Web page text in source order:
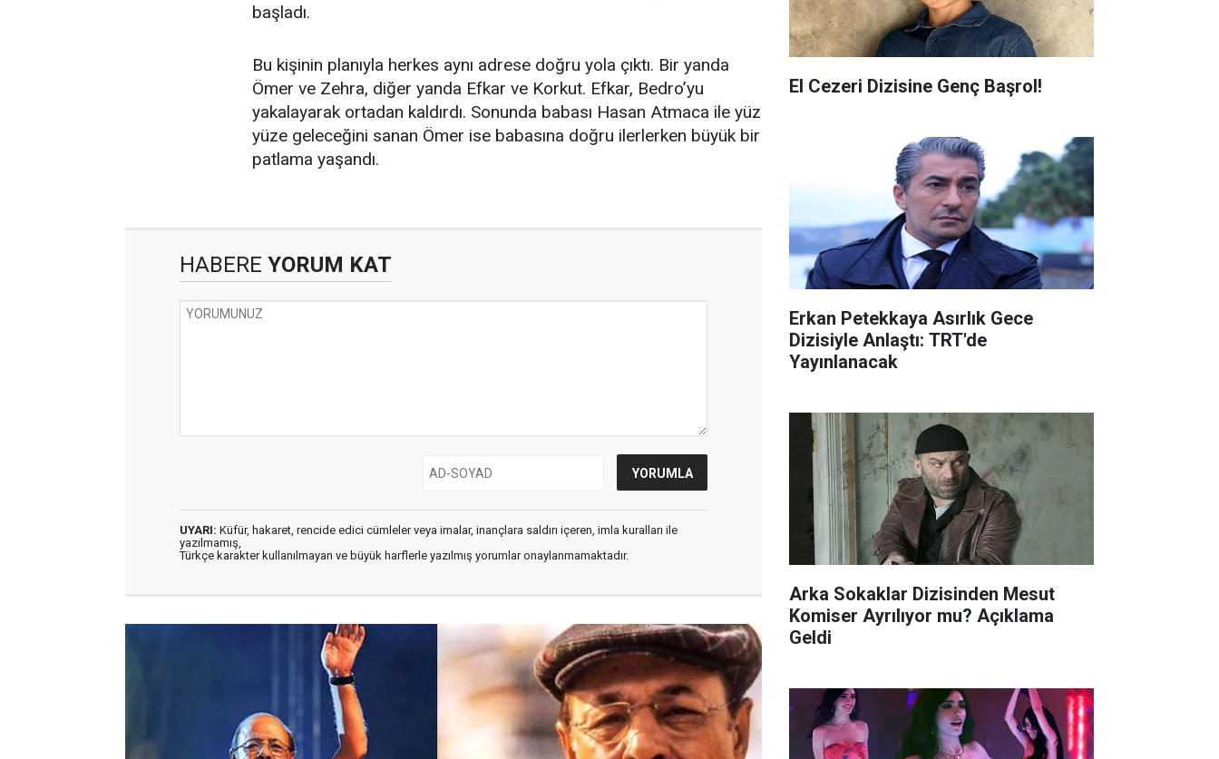
başladı.
Bu kişinin planıyla herkes aynı adrese doğru yola çıktı. Bir yanda
Ömer ve Zehra, diğer yanda Efkar ve Korkut. Efkar, Bedro’yu
yakalayarak ortadan kaldırdı. Sonunda babası Hasan Atmaca ile yüz
yüze geleceğini sanan Ömer ise babasına doğru ilerlerken büyük bir
patlama yaşandı.
HABERE YORUM KAT
UYARI: Küfür, hakaret, rencide edici cümleler veya imalar, inançlara saldırı içeren, imla kuralları ile
yazılmamış,
Türkçe karakter kullanılmayan ve büyük harflerle yazılmış yorumlar onaylanmamaktadır.
El Cezeri Dizisine Genç Başrol!
Erkan Petekkaya Asırlık Gece
Dizisiyle Anlaştı: TRT'de
Yayınlanacak
Arka Sokaklar Dizisinden Mesut
Komiser Ayrılıyor mu? Açıklama
Geldi